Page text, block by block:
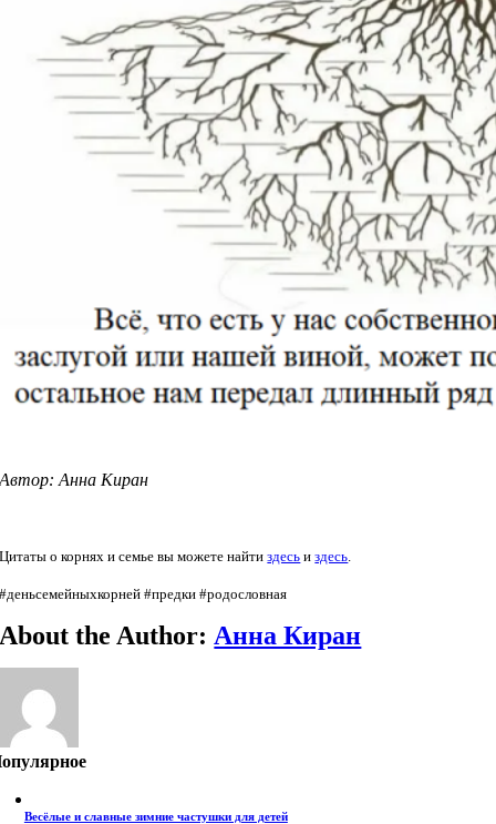
Автор: Анна Киран
Цитаты о корнях и семье вы можете найтиздесь издесь
#деньсемейныхкорней #предки #родословная
About the Author: Анна Киран
Весёлые и славные зимние частушки для детей